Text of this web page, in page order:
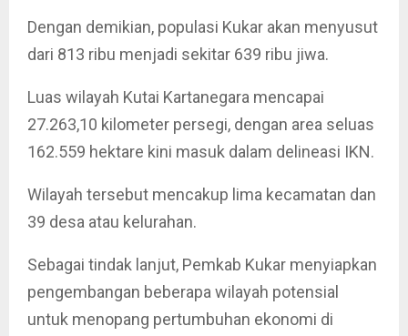
Dengan demikian, populasi Kukar akan menyusut
dari 813 ribu menjadi sekitar 639 ribu jiwa.
Luas wilayah Kutai Kartanegara mencapai
27.263,10 kilometer persegi, dengan area seluas
162.559 hektare kini masuk dalam delineasi IKN.
Wilayah tersebut mencakup lima kecamatan dan
39 desa atau kelurahan.
Sebagai tindak lanjut, Pemkab Kukar menyiapkan
pengembangan beberapa wilayah potensial
untuk menopang pertumbuhan ekonomi di